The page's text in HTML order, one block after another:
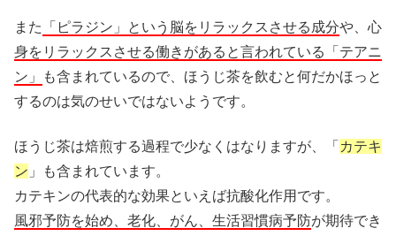
また 「ピラジン」という脳をリラックスさせる成分や、心
身をリラックスさせる働きがあると言われている「テアニ
ン」
も含まれているので、ほうじ茶を飲むと何だかほっと
するのは気のせいではないようです。
ほうじ茶は焙煎する過程で少なくはなりますが、「 カテキ
ン 」も含まれています。
カテキンの代表的な効果といえば抗酸化作用です。
風邪予防を始め、老化、がん、生活習慣病予防が期待でき